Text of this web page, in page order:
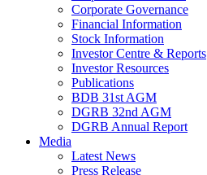
Corporate Governance
Financial Information
Stock Information
Investor Centre & Reports
Investor Resources
Publications
BDB 31st AGM
DGRB 32nd AGM
DGRB Annual Report
Media
Latest News
Press Release